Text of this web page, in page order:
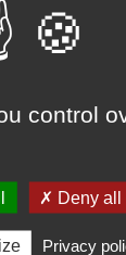
control
✗ Deny all
Privacy